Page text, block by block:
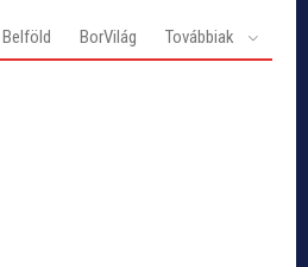
Belföld BorVilág Továbbiak